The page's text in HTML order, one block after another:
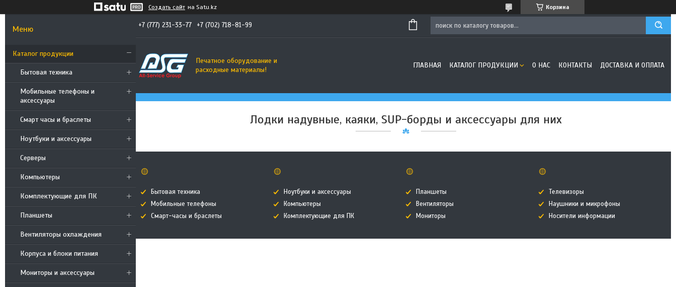
Создать сайт на Satu.kz Корзина
Каталог продукции
Бытовая техника
Мобильные телефоны и
аксессуары
Смарт часы и браслеты
Ноутбуки и аксессуары
Cерверы
Компьютеры
Комплектующие для ПК
Планшеты
Вентиляторы охлаждения
Корпуса и блоки питания
Мониторы и аксессуары
+7 (777) 231-33-77 +7 (702) 718-81-99
Печатное оборудование и
расходные материалы!
ГЛАВНАЯ КАТАЛОГ ПРОДУКЦИИ О НАС КОНТАКТЫ ДОСТАВКА И ОПЛАТА
Лодки надувные, каяки, SUP-борды и аксессуары для них
🟡
Бытовая техника
Мобильные телефоны
Смарт-часы и браслеты
🟡
Ноутбуки и аксессуары
Компьютеры
Комплектующие для ПК
🟡
Планшеты
Вентиляторы
Мониторы
🟡
Телевизоры
Наушники и микрофоны
Носители информации